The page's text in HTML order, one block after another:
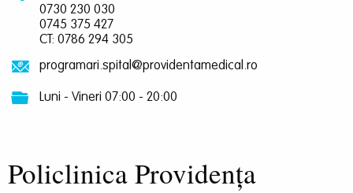
0730 230 030
0745 375 427
CT: 0786 294 305
programari.spital@providentamedical.ro
Luni - Vineri 07:00 - 20:00
Policlinica Providența